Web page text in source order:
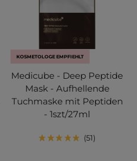
KOSMETOLOGE EMPFIEHLT
Medicube - Deep Peptide
Mask - Aufhellende
Tuchmaske mit Peptiden
- 1szt/27ml
51